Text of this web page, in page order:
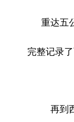
重达五
完整记录
再到